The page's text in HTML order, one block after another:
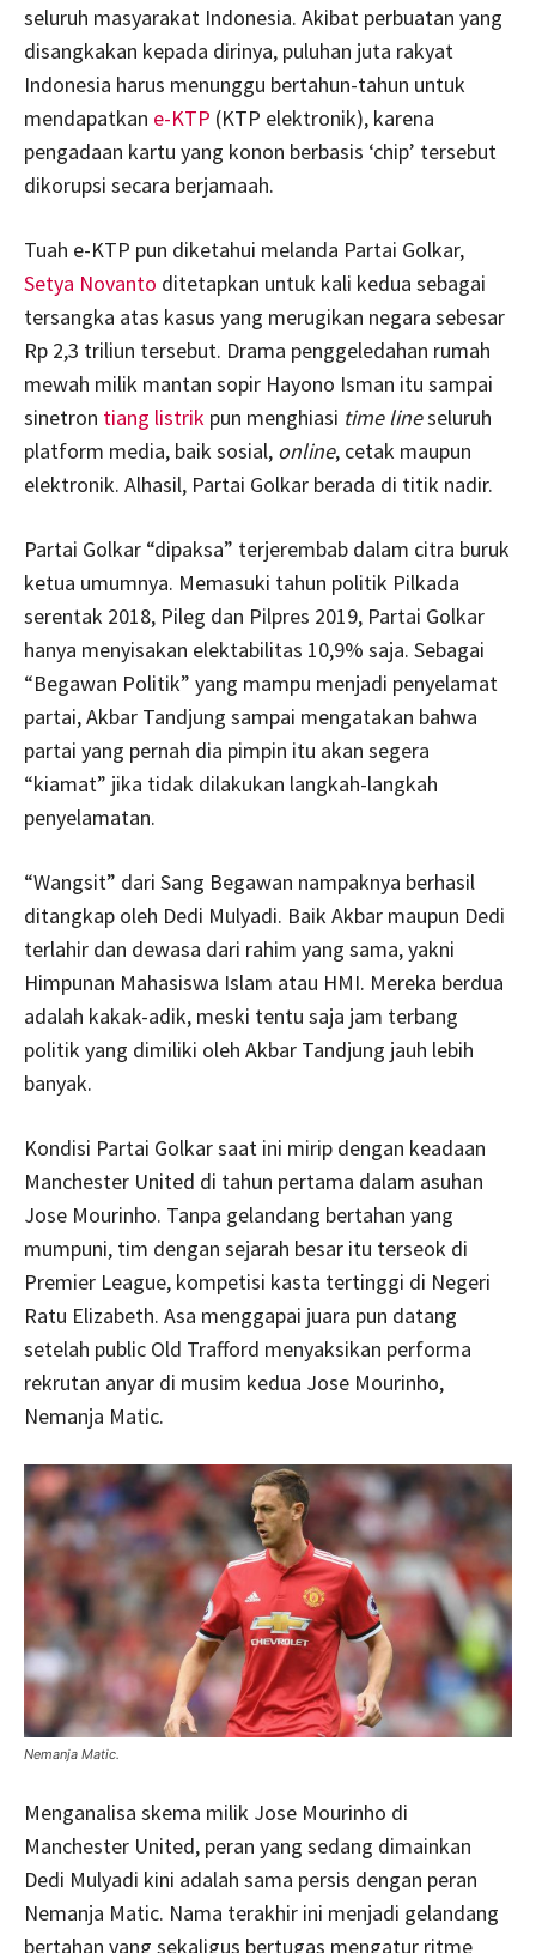
seluruh masyarakat Indonesia. Akibat perbuatan yang
disangkakan kepada dirinya, puluhan juta rakyat
Indonesia harus menunggu bertahun-tahun untuk
mendapatkan e-KTP (KTP elektronik), karena
pengadaan kartu yang konon berbasis ‘chip’ tersebut
dikorupsi secara berjamaah.
Tuah e-KTP pun diketahui melanda Partai Golkar,
Setya Novanto ditetapkan untuk kali kedua sebagai
tersangka atas kasus yang merugikan negara sebesar
Rp 2,3 triliun tersebut. Drama penggeledahan rumah
mewah milik mantan sopir Hayono Isman itu sampai
sinetron tiang listrik pun menghiasi time lineseluruh
platform media, baik sosial, online, cetak maupun
elektronik. Alhasil, Partai Golkar berada di titik nadir.
Partai Golkar “dipaksa” terjerembab dalam citra buruk
ketua umumnya. Memasuki tahun politik Pilkada
serentak 2018, Pileg dan Pilpres 2019, Partai Golkar
hanya menyisakan elektabilitas 10,9% saja. Sebagai
“Begawan Politik” yang mampu menjadi penyelamat
partai, Akbar Tandjung sampai mengatakan bahwa
partai yang pernah dia pimpin itu akan segera
“kiamat” jika tidak dilakukan langkah-langkah
penyelamatan.
“Wangsit” dari Sang Begawan nampaknya berhasil
ditangkap oleh Dedi Mulyadi. Baik Akbar maupun Dedi
terlahir dan dewasa dari rahim yang sama, yakni
Himpunan Mahasiswa Islam atau HMI. Mereka berdua
adalah kakak-adik, meski tentu saja jam terbang
politik yang dimiliki oleh Akbar Tandjung jauh lebih
banyak.
Kondisi Partai Golkar saat ini mirip dengan keadaan
Manchester United di tahun pertama dalam asuhan
Jose Mourinho. Tanpa gelandang bertahan yang
mumpuni, tim dengan sejarah besar itu terseok di
Premier League, kompetisi kasta tertinggi di Negeri
Ratu Elizabeth. Asa menggapai juara pun datang
setelah public Old Trafford menyaksikan performa
rekrutan anyar di musim kedua Jose Mourinho,
Nemanja Matic.
Nemanja Matic.
Menganalisa skema milik Jose Mourinho di
Manchester United, peran yang sedang dimainkan
Dedi Mulyadi kini adalah sama persis dengan peran
Nemanja Matic. Nama terakhir ini menjadi gelandang
bertahan yang sekaligus bertugas mengatur ritme